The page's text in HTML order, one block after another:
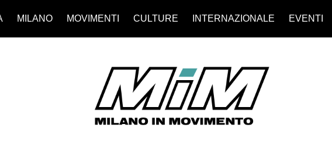
MILANO MOVIMENTI CULTURE INTERNAZIONALE EVENTI